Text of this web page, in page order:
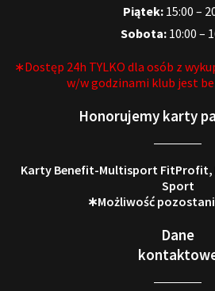
Piątek: 15:00 –
Sobota:10:00 –
∗Dostęp 24h TYLKO dla osób z
w/w godzinami klub jest
Honorujemy karty
Karty Benefit-Multisport FitProfit,
Sport
∗Możliwość
Dane